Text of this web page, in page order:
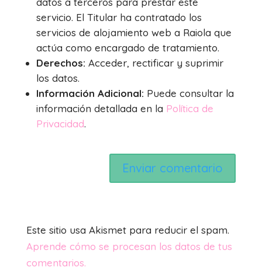
servicio. El Titular ha contratado los
servicios de alojamiento web a Raiola que
actúa como encargado de tratamiento.
Derechos: Acceder, rectificar y suprimir
los datos.
Información Adicional: Puede consultar la
información detallada en la Política de
Privacidad.
Este sitio usa Akismet para reducir el spam.
Aprende cómo se procesan los datos de tus
comentarios.